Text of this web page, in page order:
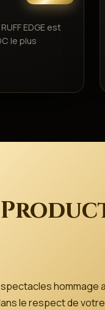
EDGE est
le plus
hommage
le respect de